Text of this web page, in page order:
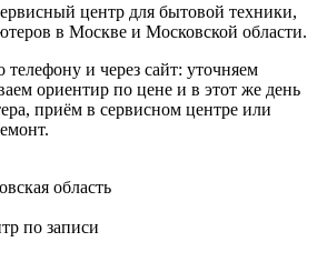
центр для бытовой техники,
в Москве и Московской области.
и через сайт: уточняем
ориентир по цене и в этот же день
приём в сервисном центре или
область
по записи